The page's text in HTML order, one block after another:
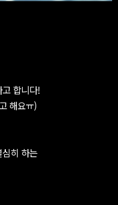
합니다!
해요ㅠ)
히 하는